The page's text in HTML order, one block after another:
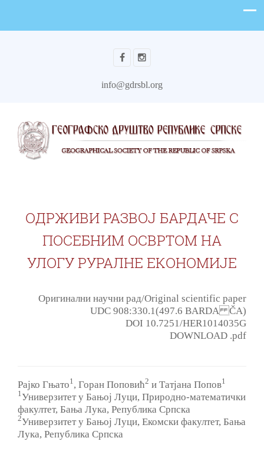
info@gdrsbl.org
ОДРЖИВИ РАЗВОЈ БАРДАЧЕ С
ПОСЕБНИМ ОСВРТОМ НА
УЛОГУ РУРАЛНЕ ЕКОНОМИЈЕ
Оригинални научни рад/Original scientific paper
UDC 908:330.1(497.6 BARDA ČA)
DOI 10.7251/HER1014035G
DOWNLOAD .pdf
Рајко Гњато1, Горан Поповић2 и Татјана Попов1
1Универзитет у Бањој Луци, Природно-математички
факултет, Бања Лука, Република Српска
2Универзитет у Бањој Луци, Екомски факултет, Бања
Лука, Република Српска